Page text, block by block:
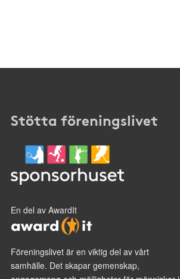
Stötta föreningslivet
En del av AwardIt
Föreningslivet är en viktig del av vårt
samhälle. Det skapar gemenskap,